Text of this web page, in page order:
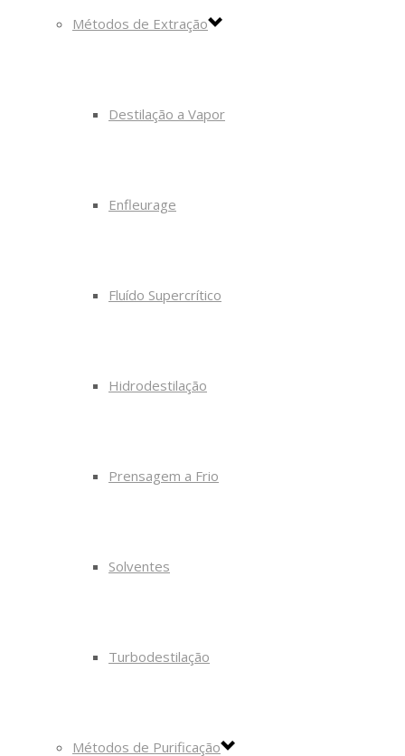
Métodos de Extração
Destilação a Vapor
Enfleurage
Fluído Supercrítico
Hidrodestilação
Prensagem a Frio
Solventes
Turbodestilação
Métodos de Purificação